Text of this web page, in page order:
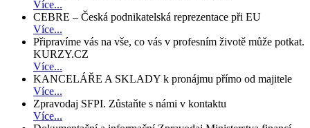
Více...
CEBRE – Česká podnikatelská reprezentace při EU
Více...
Připravíme vás na vše, co vás v profesním životě může potkat.
KURZY.CZ
Více...
KANCELÁŘE A SKLADY k pronájmu přímo od majitele
Více...
Zpravodaj SFPI. Zůstaňte s námi v kontaktu
Více...